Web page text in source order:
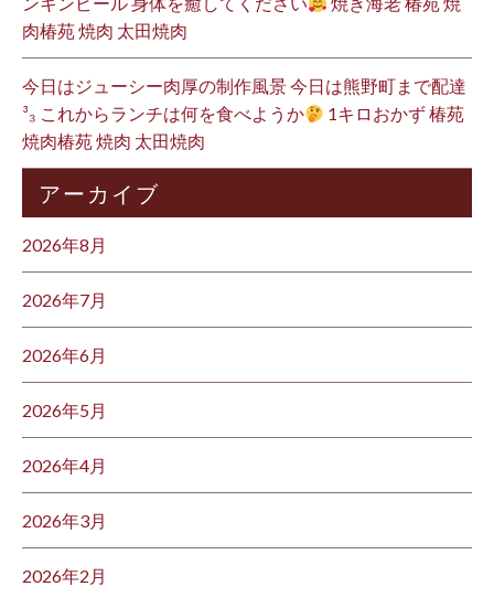
肉椿苑 焼肉 太田焼肉
今日はジューシー肉厚の制作風景 今日は熊野町まで配達
³₃ これからランチは何を食べようか
1キロおかず 椿苑
焼肉椿苑 焼肉 太田焼肉
アーカイブ
2026年8月
2026年7月
2026年6月
2026年5月
2026年4月
2026年3月
2026年2月